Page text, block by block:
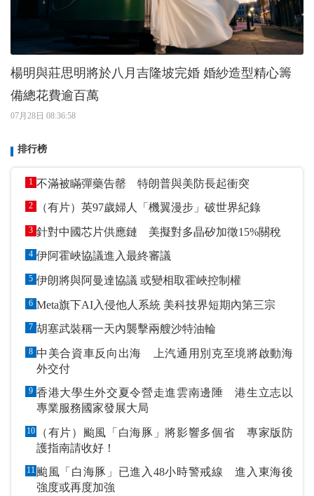
楊明與莊思明將於八月吉隆坡完婚 婚紗造型精心籌
備總花費逾百萬
07月28日 08:36:58
排行榜
1 不滿被瞞彈藥告罄 特朗普與美防長起衝突
2 （有片）英97歲婦人「機翼漫步」破世界紀錄
3 針對中國芯片供應鏈 美擬對多晶矽加徵15%關稅
4 伊阿霍峽協議進入最終審議
5 伊朗將與阿曼達協議 或變相取霍峽控制權
6 Meta旗下AI入侵他人系統 美科技界短期內第三宗
7 胡塞武裝稱一天內襲擊兩艘沙特油輪
8 中美合資車反向出海 上汽通用別克至境將啟動海
外交付
9 香港大學生外交夏令營走進雲南邊陲 港生立志以
專業服務國家發展大局
10
（有片）颱風「白海豚」將影響多個省 專家版防
護指南請收好！
11 颱風「白海豚」已進入48小時警戒線 進入東海後
強度或再度加強